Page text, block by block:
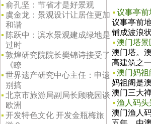
俞孔坚：节省才是好景观
虞金龙：景观设计让居住更加
和谐
陈跃中：滨水景观建成绿地是
过时
敦煌研究院院长樊锦诗接受了
《瞭
世界遗产研究中心主任：申遗
别搞
北京市旅游局副局长顾晓园谈
欧洲
开发特色文化 开发金瓶梅旅
议事亭前
议事亭前
铺成波浪
澳门塔景
澳门塔。
高建筑之
澳门妈祖
妈祖阁是
澳门三大
渔人码头
澳门渔人